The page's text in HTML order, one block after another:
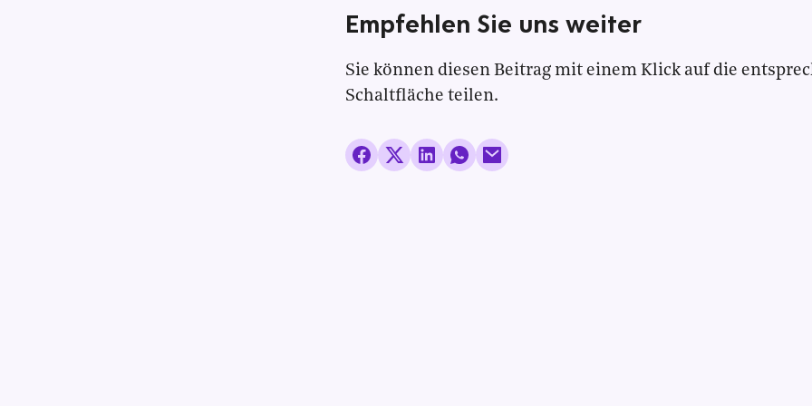
Empfehlen Sie uns weiter
Sie können diesen Beitrag mit einem Klick auf die
Schaltfläche teilen.